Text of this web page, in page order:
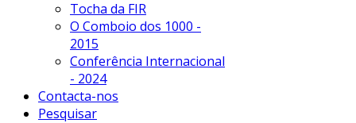
Tocha da FIR
O Comboio dos 1000 -
2015
Conferência Internacional
- 2024
Contacta-nos
Pesquisar